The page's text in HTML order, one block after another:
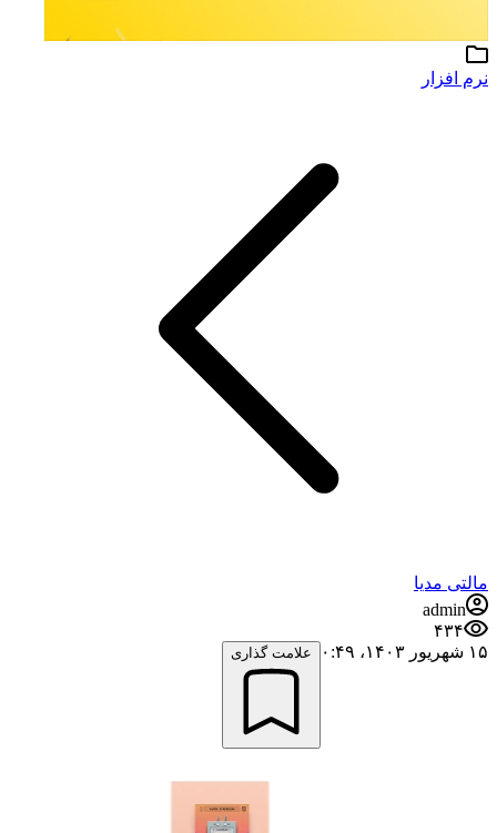
نرم افزار
مالتی مدیا
admin
۴۳۴
۱۵ شهریور ۱۴۰۳،‏ ۰:۴۹
علامت گذاری